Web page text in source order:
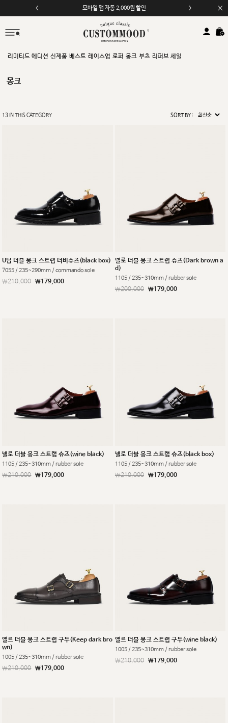
모바일 앱 자동 2,000원 할인
리미티드 에디션 신제품 베스트 레이스업 로퍼 몽크 부츠 리퍼브 세일
몽크
SORT BY :
13IN THIS CATEGORY
U팁 더블 몽크 스트랩 더비슈즈(black box)
7055 / 235~290mm / commando sole
￦210,000 ￦179,000
넬로 더블 몽크 스트랩 슈즈(Dark brown a
d)
1105 / 235~310mm / rubber sole
￦200,000 ￦179,000
넬로 더블 몽크 스트랩 슈즈(wine black)
1105 / 235~310mm / rubber sole
￦210,000 ￦179,000
넬로 더블 몽크 스트랩 슈즈(black box)
1105 / 235~310mm / rubber sole
￦210,000 ￦179,000
엘르 더블 몽크 스트랩 구두(Keep dark bro
wn)
1005 / 235~310mm / rubber sole
￦210,000 ￦179,000
엘르 더블 몽크 스트랩 구두(wine black)
1005 / 235~310mm / rubber sole
￦210,000 ￦179,000